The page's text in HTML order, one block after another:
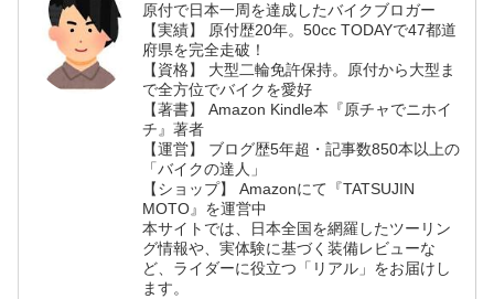
原付で日本一周を達成したバイクブロガー
【実績】 原付歴20年。50cc TODAYで47都道
府県を完全走破！
【資格】 大型二輪免許保持。原付から大型ま
で全方位でバイクを愛好
【著書】 Amazon Kindle本『原チャでニホイ
チ』著者
【運営】 ブログ歴5年超・記事数850本以上の
「バイクの達人」
【ショップ】 Amazonにて『TATSUJIN
MOTO』を運営中
本サイトでは、日本全国を網羅したツーリン
グ情報や、実体験に基づく装備レビューな
ど、ライダーに役立つ「リアル」をお届けし
ます。